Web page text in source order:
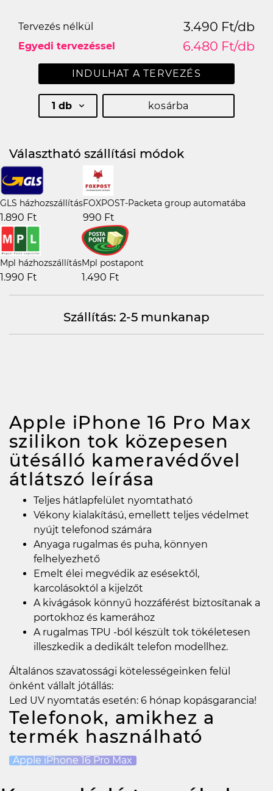
Tervezés nélkül 3.490 Ft/db
Egyedi tervezéssel 6.480 Ft/db
INDULHAT A TERVEZÉS
1 db kosárba
Választható szállítási módok
GLS házhozszállítás
1.890 Ft
FOXPOST-Packeta group automatába
990 Ft
Mpl házhozszállítás
1.990 Ft
Mpl postapont
1.490 Ft
Szállítás: 2-5 munkanap
Apple iPhone 16 Pro Max
szilikon tok közepesen
ütésálló kameravédővel
átlátszó leírása
Teljes hátlapfelület nyomtatható
Vékony kialakítású, emellett teljes védelmet
nyújt telefonod számára
Anyaga rugalmas és puha, könnyen
felhelyezhető
Emelt élei megvédik az esésektől,
karcolásoktól a kijelzőt
A kivágások könnyű hozzáférést biztosítanak a
portokhoz és kamerához
A rugalmas TPU -ból készült tok tökéletesen
illeszkedik a dedikált telefon modellhez.
Általános szavatossági kötelességeinken felül
önként vállalt jótállás:
Led UV nyomtatás esetén: 6 hónap kopásgarancia!
Telefonok, amikhez a
termék használható
Apple iPhone 16 Pro Max